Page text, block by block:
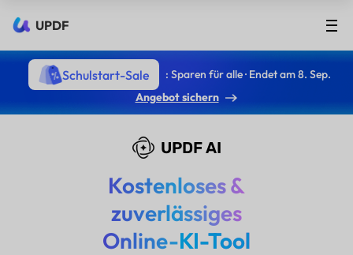
UPDF
Schulstart-Sale
: Sparen für alle · Endet am 8. Sep.
Angebot sichern
UPDF AI
Kostenloses &
zuverlässiges
Online-KI-Tool